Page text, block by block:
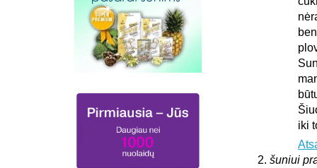
iki
šuniui